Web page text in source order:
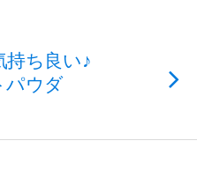
ち良い♪
パウダ